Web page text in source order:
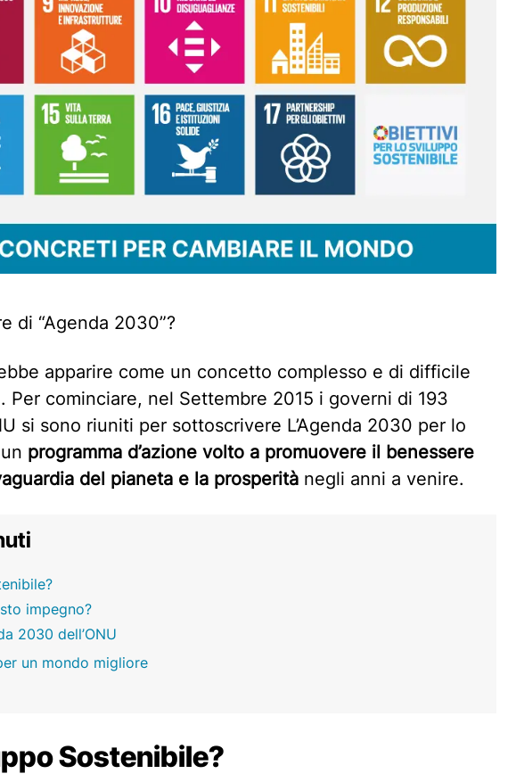
di “Agenda 2030”?
apparire come un concetto complesso e di difficile
Per cominciare, nel Settembre 2015 i governi di 193
si sono riuniti per sottoscrivere L’Agenda 2030 per lo
programma d’azione volto a promuovere il benessere
del pianeta e la prosperità negli anni a venire.
impegno?
2030 dell’ONU
un mondo migliore
Sostenibile?